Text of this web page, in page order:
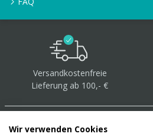
Versandkostenfreie
Lieferung ab 100,- €
Wir verwenden Cookies